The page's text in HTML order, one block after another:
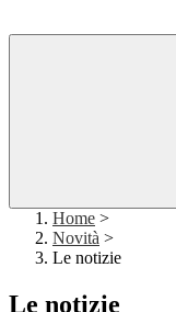
Home >
Novità >
Le notizie
Le notizie